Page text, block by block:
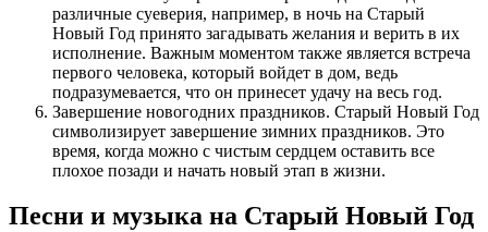
различные суеверия, например, в ночь на Старый
Новый Год принято загадывать желания и верить в их
исполнение. Важным моментом также является встреча
первого человека, который войдет в дом, ведь
подразумевается, что он принесет удачу на весь год.
Завершение новогодних праздников. Старый Новый Год
символизирует завершение зимних праздников. Это
время, когда можно с чистым сердцем оставить все
плохое позади и начать новый этап в жизни.
Песни и музыка на Старый Новый Год